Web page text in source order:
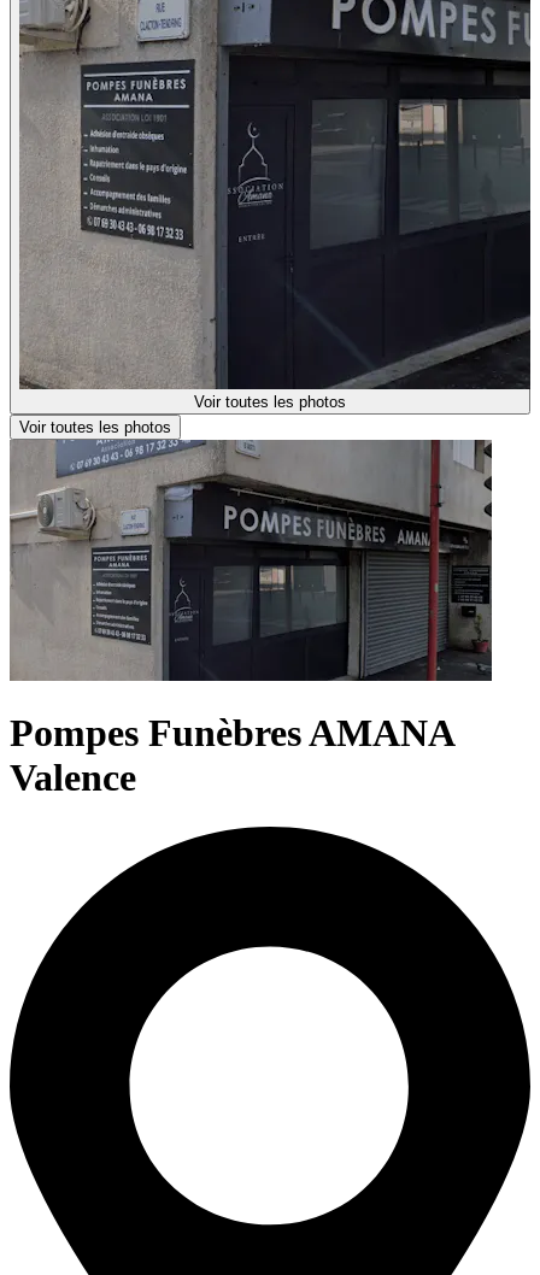
Voir toutes les photos
Voir toutes les photos
Pompes Funèbres AMANA
Valence